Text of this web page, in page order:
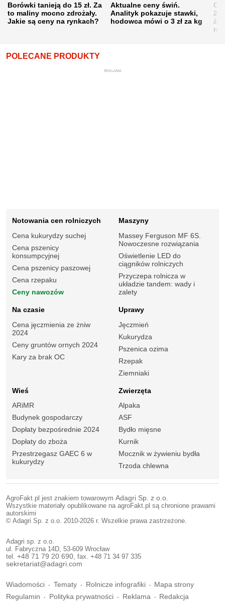
Borówki tanieją do 15 zł. Za
to maliny mocno zdrożały.
Jakie są ceny na rynkach?
Aktualne ceny świń.
Analityk pokazuje stawki,
hodowca mówi o 3 zł za kg
POLECANE PRODUKTY
REKLAMA
Notowania cen rolniczych
Cena kukurydzy suchej
Cena pszenicy
konsumpcyjnej
Cena pszenicy paszowej
Cena rzepaku
Ceny nawozów
Maszyny
Massey Ferguson MF 6S.
Nowoczesne rozwiązania
Oświetlenie LED do
ciągników rolniczych
Przyczepa rolnicza w
układzie tandem: wady i
zalety
Na czasie
Cena jęczmienia ze żniw
2024
Ceny gruntów ornych 2024
Kary za brak OC
Uprawy
Jęczmień
Kukurydza
Pszenica ozima
Rzepak
Ziemniaki
Wieś
ARiMR
Budynek gospodarczy
Dopłaty bezpośrednie 2024
Dopłaty do zboża
Przestrzegasz GAEC 6 w
kukurydzy
Zwierzęta
Alpaka
ASF
Bydło mięsne
Kurnik
Mocznik w żywieniu bydła
Trzoda chlewna
AgroFakt.pl jest znakiem towarowym Adagri Sp. z o.o.
Wszystkie materiały opublikowane na agroFakt.pl są chronione prawami
autorskimi
© Adagri Sp. z o.o. 2010-2026 r. Wszelkie prawa zastrzeżone.
Adagri sp. z o.o.
ul. Fabryczna 14D, 53-609 Wrocław
tel. +48 71 79 20 690 , fax. +48 71 34 97 335
sekretariat@adagri.com
Wiadomości Tematy Rolnicze infografiki
Mapa strony
Regulamin
Polityka prywatności Reklama Redakcja